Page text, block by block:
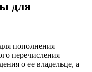
для
пополнения
перечисления
о ее владельце, а